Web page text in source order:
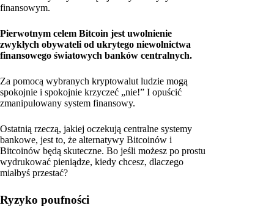
finansowym.
Pierwotnym celem Bitcoin jest uwolnienie
zwykłych obywateli od ukrytego niewolnictwa
finansowego światowych banków centralnych.
Za pomocą wybranych kryptowalut ludzie mogą
spokojnie i spokojnie krzyczeć „nie!” I opuścić
zmanipulowany system finansowy.
Ostatnią rzeczą, jakiej oczekują centralne systemy
bankowe, jest to, że alternatywy Bitcoinów i
Bitcoinów będą skuteczne. Bo jeśli możesz po prostu
wydrukować pieniądze, kiedy chcesz, dlaczego
miałbyś przestać?
Ryzyko poufności